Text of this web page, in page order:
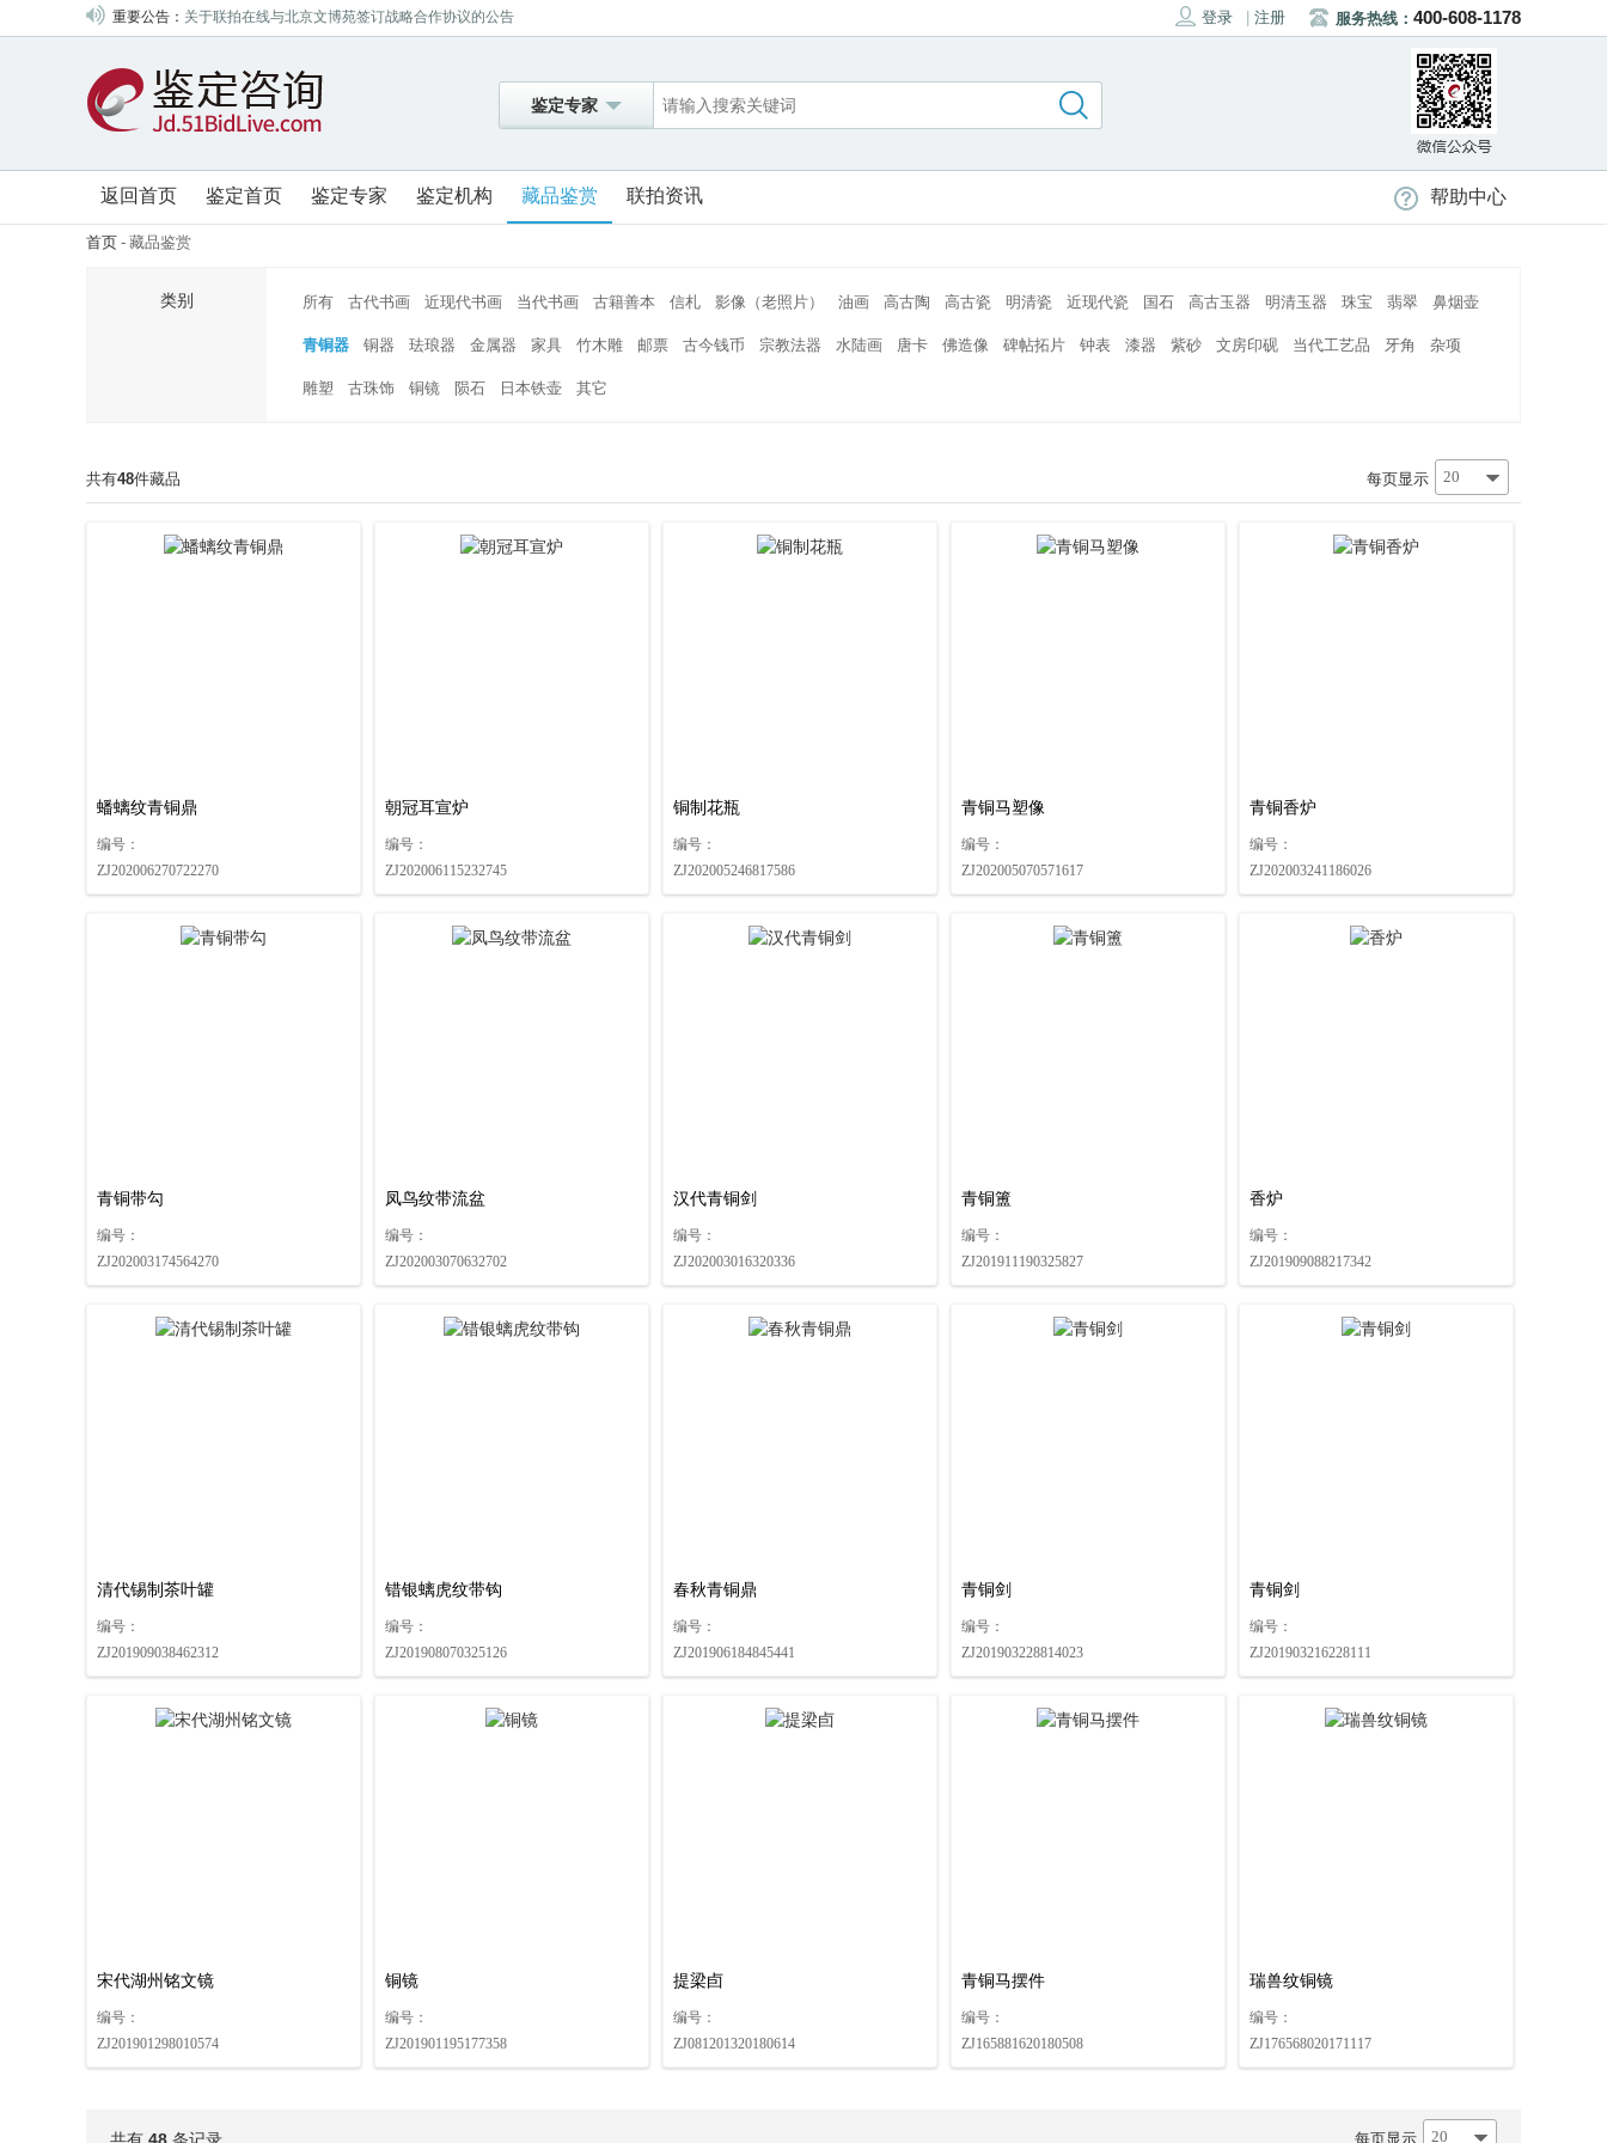
重要公告： 关于联拍在线与北京文博苑签订战略合作协议的公告
关于联拍在线与山东昆廷签订战略合作协议的公告
关于联拍在线与中鸿信签订战略合作协议的公告
关于联拍在线与四川梦虎签订战略合作协议的公告
关于联拍在线与山东翰德签订战略合作协议的公告
关于联拍在线与北京盈昌国际签订战略合作协议的公告
关于联拍在线与深圳大芬艺海签订战略合作协议的公告
关于联拍在线与北京盛世元典签订战略合作协议的公告
关于联拍在线与北京金仕德签订战略合作协议的公告
关于联拍在线与浙江汇通签订战略合作协议的公告
关于联拍在线与湖南嘉成签订战略合作协议的公告
登录 注册 服务热线： 400-608-1178
鉴定专家
返回首页 鉴定首页 鉴定专家 鉴定机构 藏品鉴赏 联拍资讯 帮助中心
首页 - 藏品鉴赏
类别 所有 古代书画 近现代书画 当代书画 古籍善本 信札 影像（老照片） 油画 高古陶 高古瓷 明清瓷 近现代瓷 国石 高古玉器 明清玉器 珠宝 翡翠 鼻烟壶
青铜器 铜器 珐琅器 金属器 家具 竹木雕 邮票 古今钱币 宗教法器 水陆画 唐卡 佛造像 碑帖拓片 钟表 漆器 紫砂 文房印砚 当代工艺品 牙角 杂项
雕塑 古珠饰 铜镜 陨石 日本铁壶 其它
共有48件藏品 20
每页显示
蟠螭纹青铜鼎
编号：
ZJ202006270722270
朝冠耳宣炉
编号：
ZJ202006115232745
铜制花瓶
编号：
ZJ202005246817586
青铜马塑像
编号：
ZJ202005070571617
青铜香炉
编号：
ZJ202003241186026
青铜带勾
编号：
ZJ202003174564270
凤鸟纹带流盆
编号：
ZJ202003070632702
汉代青铜剑
编号：
ZJ202003016320336
青铜簠
编号：
ZJ201911190325827
香炉
编号：
ZJ201909088217342
清代锡制茶叶罐
编号：
ZJ201909038462312
错银螭虎纹带钩
编号：
ZJ201908070325126
春秋青铜鼎
编号：
ZJ201906184845441
青铜剑
编号：
ZJ201903228814023
青铜剑
编号：
ZJ201903216228111
宋代湖州铭文镜
编号：
ZJ201901298010574
铜镜
编号：
ZJ201901195177358
提梁卣
编号：
ZJ081201320180614
青铜马摆件
编号：
ZJ165881620180508
瑞兽纹铜镜
编号：
ZJ176568020171117
20
每页显示